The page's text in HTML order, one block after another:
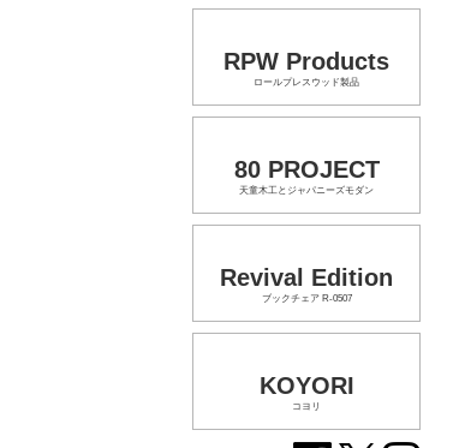
RPW Products
ロールプレスウッド製品
80 PROJECT
天童木工とジャパニーズモダン
Revival Edition
ブックチェア R-0507
KOYORI
コヨリ